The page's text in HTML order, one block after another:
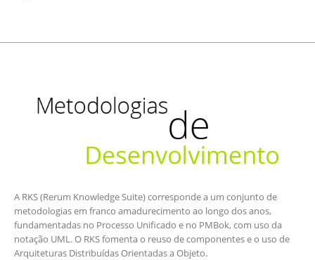
A RKS (Rerum Knowledge Suite) corresponde a um conjunto de
metodologias em franco amadurecimento ao longo dos anos,
fundamentadas no Processo Unificado e no PMBok, com uso da
notação UML. O RKS fomenta o reuso de componentes e o uso de
Arquiteturas Distribuídas Orientadas a Objeto.